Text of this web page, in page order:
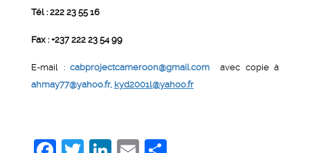
Tél : 222 23 55 16
Fax : +237 222 23 54 99
E-mail : cabprojectcameroon@gmail.com
avec copie à
ahmay77@yahoo.fr, kyd2001l@yahoo.fr
Facebook
Twitter
LinkedIn
Email